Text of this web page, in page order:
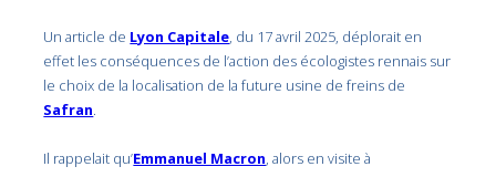
Un article de Lyon Capitale, du 17 avril 2025, déplorait en
effet les conséquences de l’action des écologistes rennais sur
le choix de la localisation de la future usine de freins de
Safran.
Il rappelait qu’Emmanuel Macron, alors en visite à